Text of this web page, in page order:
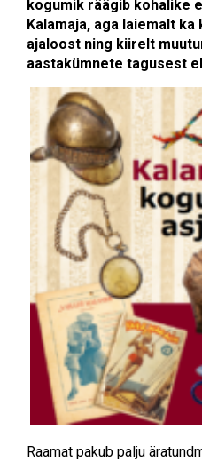
kogumik räägib kohalike
Kalamaja, aga laiemalt ka
ajaloost ning kiirelt
aastakümnete tagusest
Raamat pakub palju